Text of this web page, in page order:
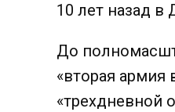
10 лет назад в
До
«вторая армия
«трехдневной